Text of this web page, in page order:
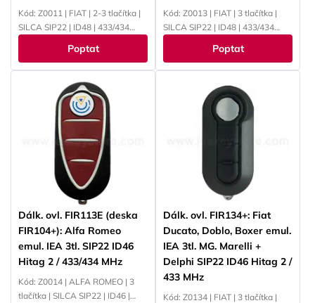
Kód: Z0011 | FIAT | 2-3 tlačítka |
SILCA SIP22 | ID48 | 433/434
Poptat
Kód: Z0013 | FIAT | 3 tlačítka |
SILCA SIP22 | ID48 | 433/434
Poptat
Dálk. ovl. FIR113E (deska
FIR104+): Alfa Romeo
emul. IEA 3tl. SIP22 ID46
Hitag 2 / 433/434 MHz
Kód: Z0014 | ALFA ROMEO | 3
tlačítka | SILCA SIP22 | ID46 |
Dálk. ovl. FIR134+: Fiat
Ducato, Doblo, Boxer emul.
IEA 3tl. MG. Marelli +
Delphi SIP22 ID46 Hitag 2 /
433 MHz
Kód: Z0134 | FIAT | 3 tlačítka |